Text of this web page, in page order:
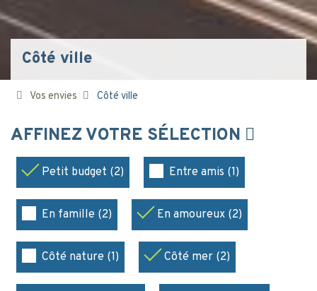
Côté ville
Vos envies Côté ville
AFFINEZ VOTRE SÉLECTION
Petit budget (2) Entre amis (1)
En famille (2) En amoureux (2)
Côté nature (1) Côté mer (2)